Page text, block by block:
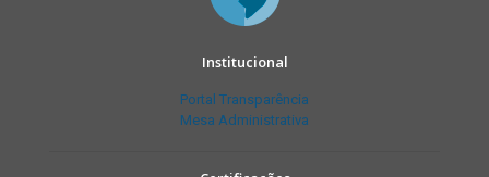
Institucional
Portal Transparência
Mesa Administrativa